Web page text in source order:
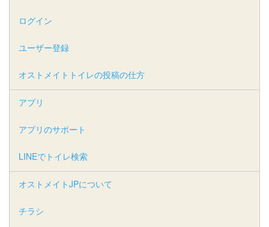
ログイン
ユーザー登録
オストメイトトイレの投稿の仕方
アプリ
アプリのサポート
LINEでトイレ検索
オストメイトJPについて
チラシ